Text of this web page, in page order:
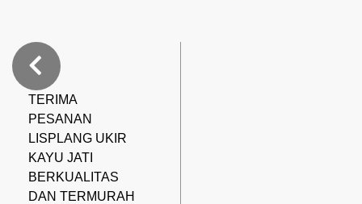
TERIMA
PESANAN
LISPLANG UKIR
KAYU JATI
BERKUALITAS
DAN TERMURAH